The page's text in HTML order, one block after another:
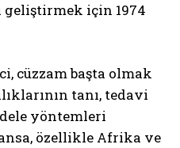
geliştirmek için 1974
cüzzam başta olmak
tanı, tedavi
yöntemleri
özellikle Afrika ve